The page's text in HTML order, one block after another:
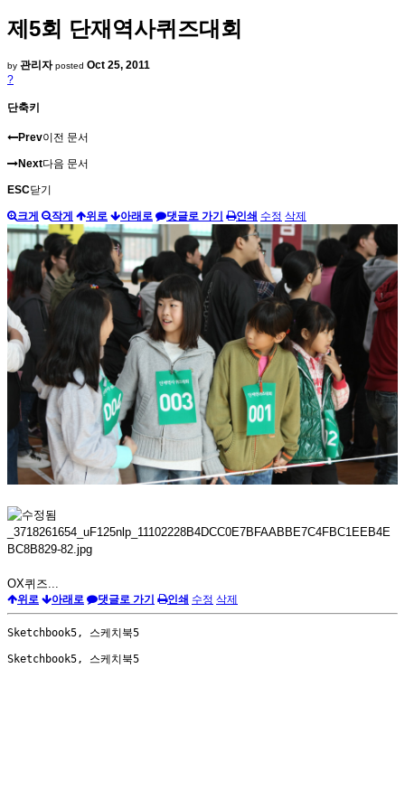
제5회 단재역사퀴즈대회
by 관리자 posted Oct 25, 2011
?
단축키
Prev이전 문서
Next다음 문서
ESC닫기
크게 작게 위로 아래로 댓글로 가기 인쇄 수정 삭제
OX퀴즈...
위로 아래로 댓글로 가기 인쇄 수정 삭제
Sketchbook5, 스케치북5
Sketchbook5, 스케치북5